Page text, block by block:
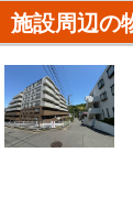
施設周辺の